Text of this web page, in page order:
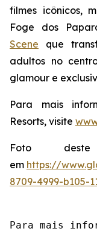
filmes icônicos,
Foge dos
Scene que
adultos no
glamour e
Para mais
Resorts, visite
Foto deste
em https://
8709-4999-b105-
Para mais